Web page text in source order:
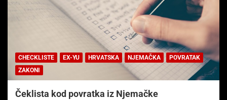
CHECKLISTE EX-YU HRVATSKA NJEMAČKA
POVRATAK
ZAKONI
Čeklista kod povratka iz Njemačke